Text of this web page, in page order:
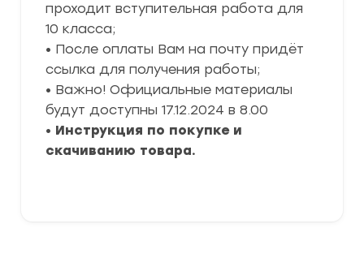
проходит вступительная работа для
10 класса;
• После оплаты Вам на почту придёт
ссылка для получения работы;
• Важно! Официальные материалы
будут доступны 17.12.2024 в 8.00
• Инструкция по покупке и
скачиванию товара.